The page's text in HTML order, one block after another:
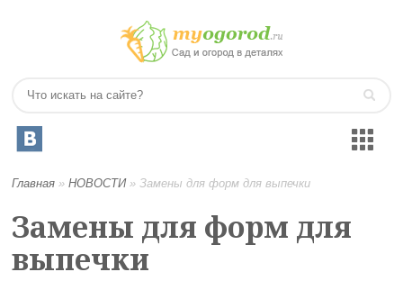
Главная »НОВОСТИ»Замены для форм для выпечки
Замены для форм для
выпечки